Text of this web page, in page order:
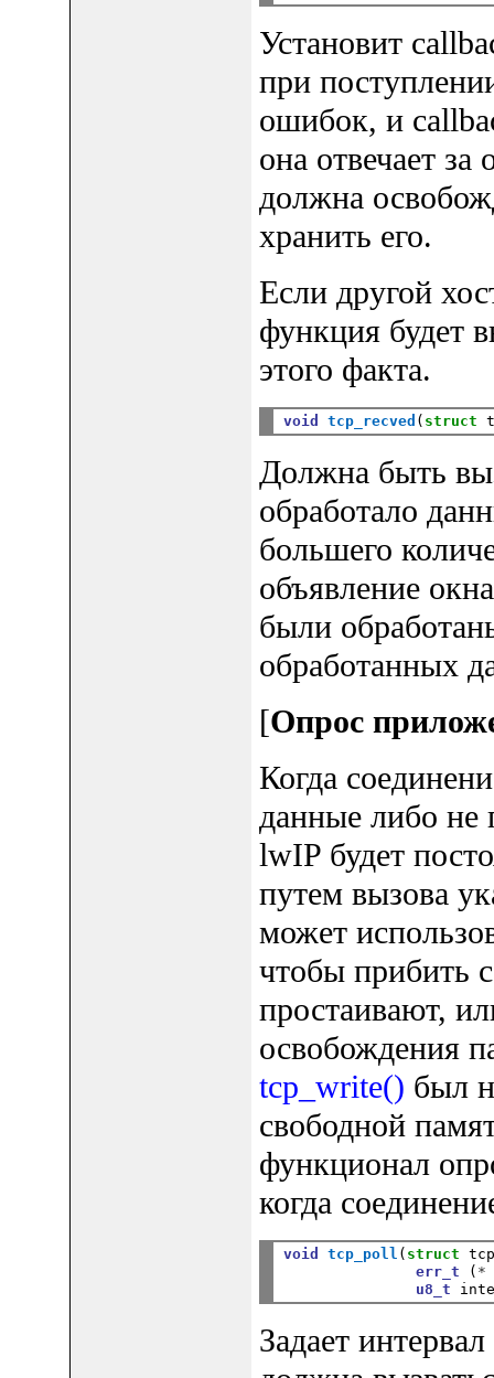
Установит
при
ошибок, и
она отвечает
должна
хранить его.
Если другой
функция будет
этого факта.
void tcp_recved ( struct
Должна быть
обработало
большего
объявление
были
обработанных
[Опрос
Когда
данные либо не
lwIP будет
путем вызова
может
чтобы прибить
простаивают,
освобождения
tcp_write() был
свободной
функционал
когда
void tcp_poll ( struct
err_t ( *
u8_t
Задает